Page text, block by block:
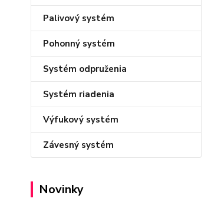
Palivový systém
Pohonný systém
Systém odpruženia
Systém riadenia
Výfukový systém
Závesný systém
Novinky